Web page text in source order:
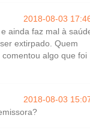
2018-08-03
ainda faz mal à
extirpado. Quem
algo que foi
2018-08-03